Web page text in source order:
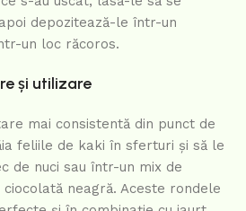
depozitează-le într-un
un loc răcoros.
și utilizare
mai consistentă din punct de
feliile de kaki în sferturi și să le
de nuci sau într-un mix de
neagră. Aceste rondele